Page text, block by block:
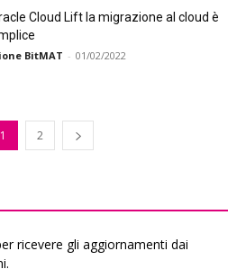
Cloud Lift la migrazione al cloud è
BitMAT - 01/02/2022
1 2
ricevere gli aggiornamenti dai